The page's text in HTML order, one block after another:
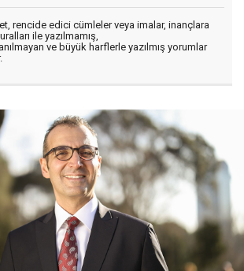
rencide edici cümleler veya imalar, inançlara
ile yazılmamış,
ve büyük harflerle yazılmış yorumlar